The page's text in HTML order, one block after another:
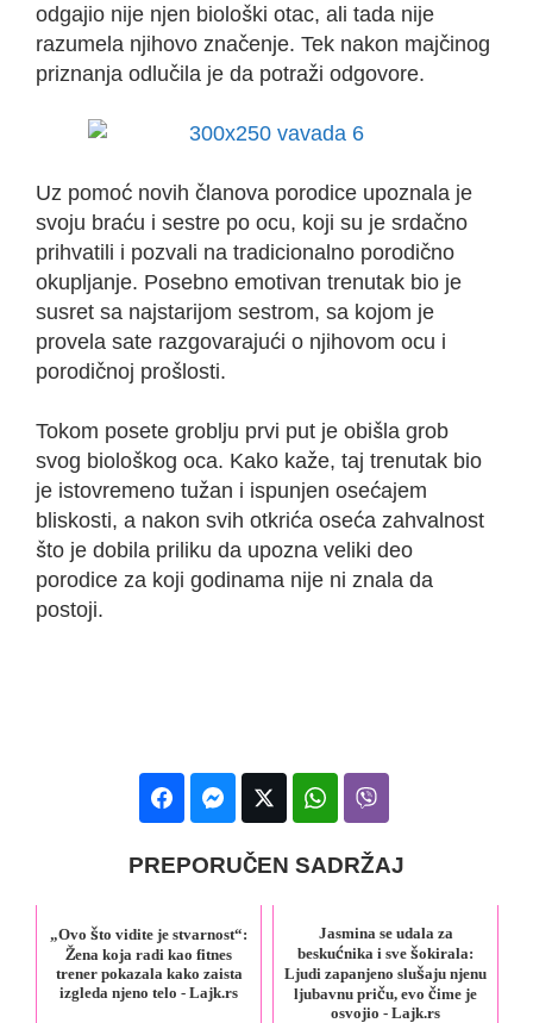
odgajio nije njen biološki otac, ali tada nije
razumela njihovo značenje. Tek nakon majčinog
priznanja odlučila je da potraži odgovore.
Uz pomoć novih članova porodice upoznala je
svoju braću i sestre po ocu, koji su je srdačno
prihvatili i pozvali na tradicionalno porodično
okupljanje. Posebno emotivan trenutak bio je
susret sa najstarijom sestrom, sa kojom je
provela sate razgovarajući o njihovom ocu i
porodičnoj prošlosti.
Tokom posete groblju prvi put je obišla grob
svog biološkog oca. Kako kaže, taj trenutak bio
je istovremeno tužan i ispunjen osećajem
bliskosti, a nakon svih otkrića oseća zahvalnost
što je dobila priliku da upozna veliki deo
porodice za koji godinama nije ni znala da
postoji.
PREPORUČEN SADRŽAJ
„Ovo što vidite je stvarnost“:
Žena koja radi kao fitnes
trener pokazala kako zaista
izgleda njeno telo - Lajk.rs
Jasmina se udala za
beskućnika i sve šokirala:
Ljudi zapanjeno slušaju njenu
ljubavnu priču, evo čime je
osvojio - Lajk.rs